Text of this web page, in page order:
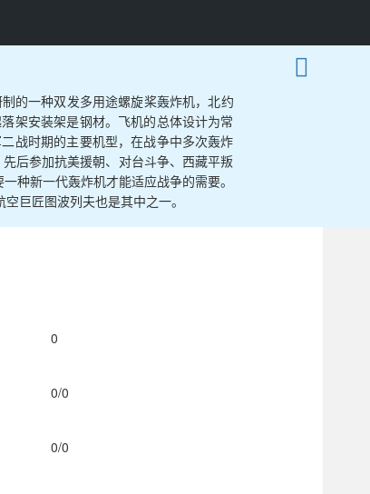
的一种双发多用途螺旋桨轰炸机，北约
架安装架是钢材。飞机的总体设计为常
战时期的主要机型，在战争中多次轰炸
后参加抗美援朝、对台斗争、西藏平叛
种新一代轰炸机才能适应战争的需要。
巨匠图波列夫也是其中之一。
0
0/0
0/0